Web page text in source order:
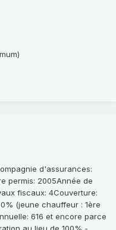
d'assurances:
permis: 2005Année de
fiscaux: 4Couverture:
(jeune chauffeur : 1ère
616 et encore parce
au lieu de 100% -